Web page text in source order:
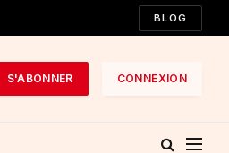
BLOG
S'ABONNER CONNEXION